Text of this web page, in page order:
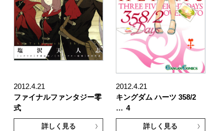
2012.4.21
ファイナルファンタジー零
式
詳しく見る
2012.4.21
キングダム ハーツ 358/2
… 4
詳しく見る